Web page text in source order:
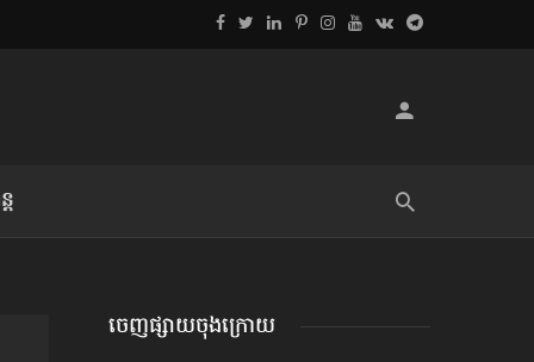
ចេញផ្សាយចុងក្រោយ
លិខិតប្រិយមិត្ត៖ «អំពីទោសៈ»